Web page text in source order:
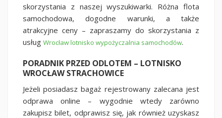
skorzystania z naszej wyszukiwarki. Różna flota
samochodowa, dogodne warunki, a także
atrakcyjne ceny – zapraszamy do skorzystania z
usług Wrocław lotnisko wypożyczalnia samochodów.
PORADNIK PRZED ODLOTEM – LOTNISKO
WROCŁAW STRACHOWICE
Jeżeli posiadasz bagaż rejestrowany zalecana jest
odprawa online – wygodnie wtedy zarówno
zakupisz bilet, odprawisz się, jak również uzyskasz